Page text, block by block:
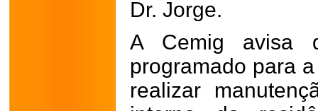
Dr. Jorge.
A Cemig avisa
programado para
realizar